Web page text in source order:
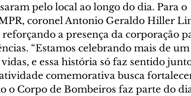
pelo local ao longo do dia. Para o
coronel Antonio Geraldo Hiller
a presença da corporação
“Estamos celebrando mais de um
e essa história só faz sentido
comemorativa busca
o Corpo de Bombeiros faz parte do